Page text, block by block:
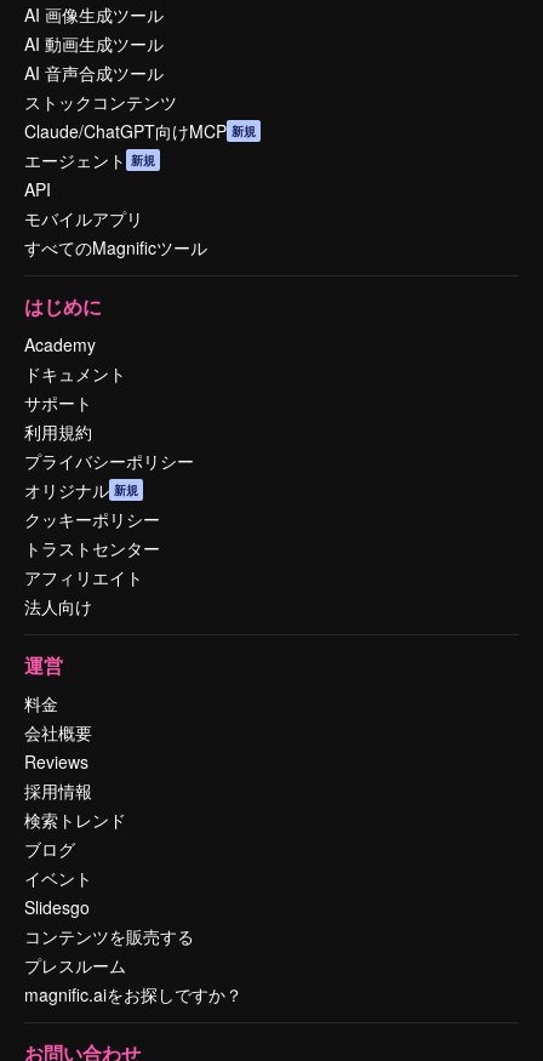
AI 画像生成ツール
AI 動画生成ツール
AI 音声合成ツール
ストックコンテンツ
Claude/ChatGPT向けMCP 新規
エージェント 新規
API
モバイルアプリ
すべてのMagnificツール
はじめに
Academy
ドキュメント
サポート
利用規約
プライバシーポリシー
オリジナル 新規
クッキーポリシー
トラストセンター
アフィリエイト
法人向け
運営
料金
会社概要
Reviews
採用情報
検索トレンド
ブログ
イベント
Slidesgo
コンテンツを販売する
プレスルーム
magnific.aiをお探しですか？
お問い合わせ